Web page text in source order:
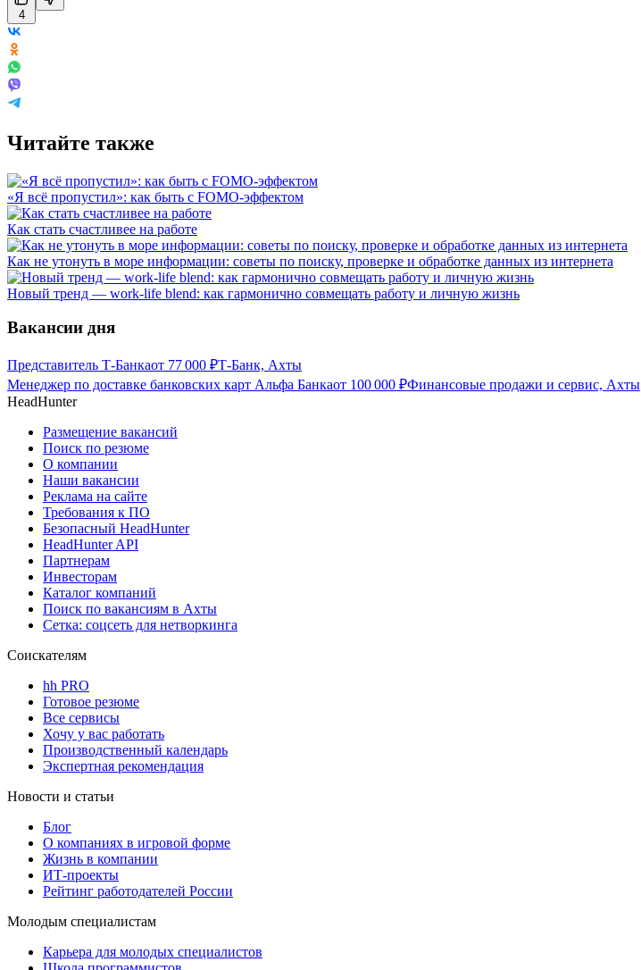
4
Читайте также
«Я всё пропустил»: как быть с FOMO-эффектом
Как стать счастливее на работе
Как не утонуть в море информации: советы по поиску, проверке и обработке данных из интернета
Новый тренд — work-life blend: как гармонично совмещать работу и личную жизнь
Вакансии дня
Представитель Т-Банкаот 77 000 ₽Т-Банк, Ахты
Менеджер по доставке банковских карт Альфа Банкаот 100 000 ₽Финансовые продажи и сервис, Ахты
HeadHunter
Размещение вакансий
Поиск по резюме
О компании
Наши вакансии
Реклама на сайте
Требования к ПО
Безопасный HeadHunter
HeadHunter API
Партнерам
Инвесторам
Каталог компаний
Поиск по вакансиям в Ахты
Сетка: соцсеть для нетворкинга
Соискателям
hh PRO
Готовое резюме
Все сервисы
Хочу у вас работать
Производственный календарь
Экспертная рекомендация
Новости и статьи
Блог
О компаниях в игровой форме
Жизнь в компании
ИТ-проекты
Рейтинг работодателей России
Молодым специалистам
Карьера для молодых специалистов